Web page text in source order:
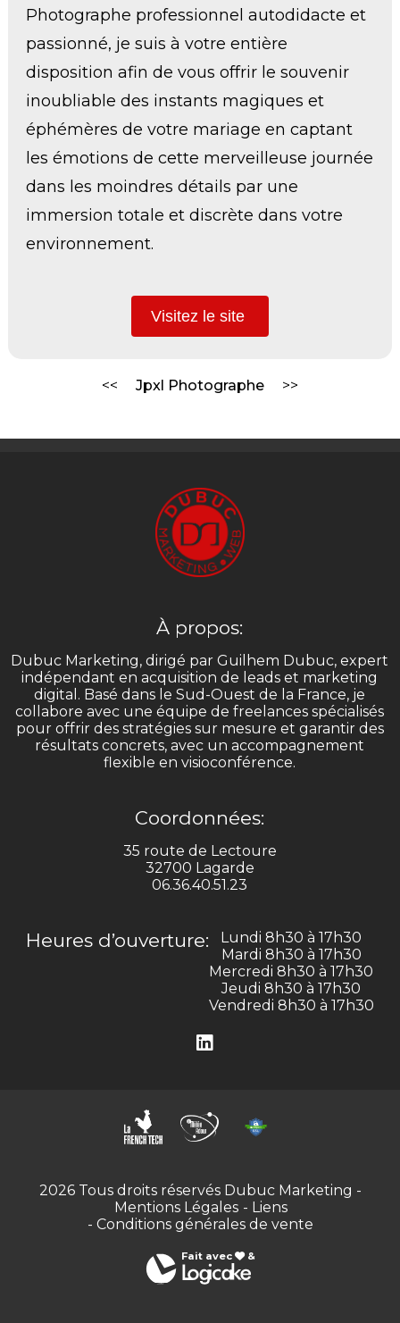
Photographe professionnel autodidacte et
passionné, je suis à votre entière
disposition afin de vous offrir le souvenir
inoubliable des instants magiques et
éphémères de votre mariage en captant
les émotions de cette merveilleuse journée
dans les moindres détails par une
immersion totale et discrète dans votre
environnement.
Visitez le site
Jpxl Photographe
À propos:
Dubuc Marketing, dirigé par Guilhem Dubuc, expert
indépendant en acquisition de leads et marketing
digital. Basé dans le Sud-Ouest de la France, je
collabore avec une équipe de freelances spécialisés
pour offrir des stratégies sur mesure et garantir des
résultats concrets, avec un accompagnement
flexible en visioconférence.
Coordonnées:
35 route de Lectoure
32700 Lagarde
06.36.40.51.23
Heures d’ouverture:
Lundi 8h30 à 17h30
Mardi 8h30 à 17h30
Mercredi 8h30 à 17h30
Jeudi 8h30 à 17h30
Vendredi 8h30 à 17h30
2026 Tous droits réservés Dubuc Marketing -
Mentions Légales - Liens
- Conditions générales de vente
Fait avec &